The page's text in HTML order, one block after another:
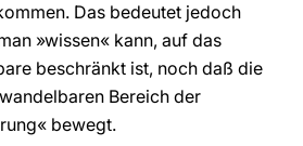
Das bedeutet jedoch
»wissen« kann, auf das
beschränkt ist, noch daß die
Bereich der
bewegt.